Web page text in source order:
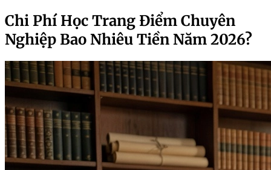
Chi Phí Học Trang Điểm Chuyên
Nghiệp Bao Nhiêu Tiền Năm 2026?